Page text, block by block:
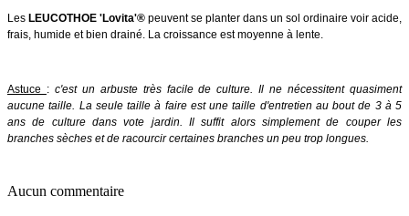
Les LEUCOTHOE 'Lovita'® peuvent se planter dans un sol ordinaire voir acide,
frais, humide et bien drainé. La croissance est moyenne à lente.
Astuce : c'est un arbuste très facile de culture. Il ne nécessitent quasiment
aucune taille. La seule taille à faire est une taille d'entretien au bout de 3 à 5
ans de culture dans vote jardin. Il suffit alors simplement de couper les
branches sèches et de racourcir certaines branches un peu trop longues.
Aucun commentaire